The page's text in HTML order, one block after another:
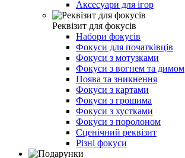
Аксесуари для ігор
Реквізит для фокусів
Набори фокусів
Фокуси для початківців
Фокуси з мотузками
Фокуси з вогнем та димом
Поява та зникнення
Фокуси з картами
Фокуси з грошима
Фокуси з хустками
Фокуси з поролоном
Сценічний реквізит
Різні фокуси